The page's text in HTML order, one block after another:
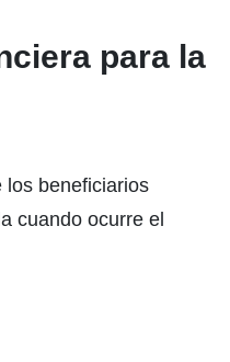
para la
los beneficiarios
cuando ocurre el